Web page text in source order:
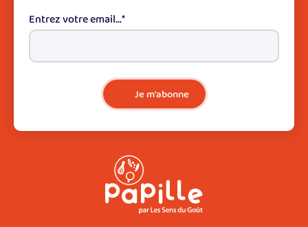
Entrez votre email...*
Je m'abonne